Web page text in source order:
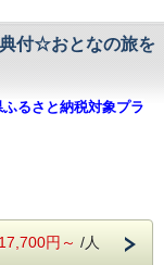
た「よみがえり
赤穂温泉を
の露天風呂でお愉
してご提供いたします。
す。
の有無・詳細を当館
て出汁を引いている
兼ねます。予めご連
ご案内 【前日までのご
実
丈 合鴨ロース
こともございます。
典付☆おとなの旅を
るさと納税対象プラ
方も、ご予約頂けま
ード決済のみのプラ
となる兵庫県ふるさ
17,700円～ /人